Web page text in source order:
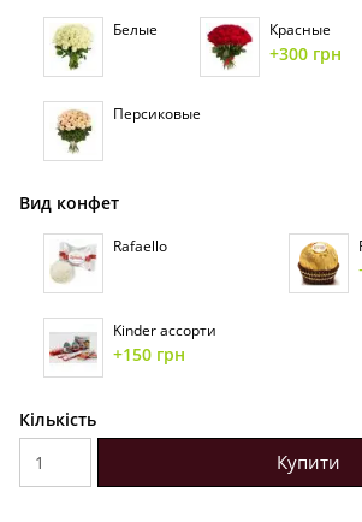
Белые Красные
+300 грн
Персиковые
Вид конфет
Rafaello
Kinder ассорти
+150 грн
Кількість
Купити